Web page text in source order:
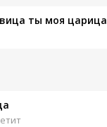
ты моя царица